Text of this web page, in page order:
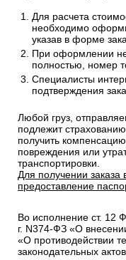
Для расчета
необходимо
указав в форме
При оформлении
полностью, номер
Специалисты
подтверждения
Любой груз,
подлежит
получить
повреждения или
транспортировки.
Для получении
предоставление
Во исполнение ст. 12
г. N374-ФЗ «О
«О противодействии
законодательных